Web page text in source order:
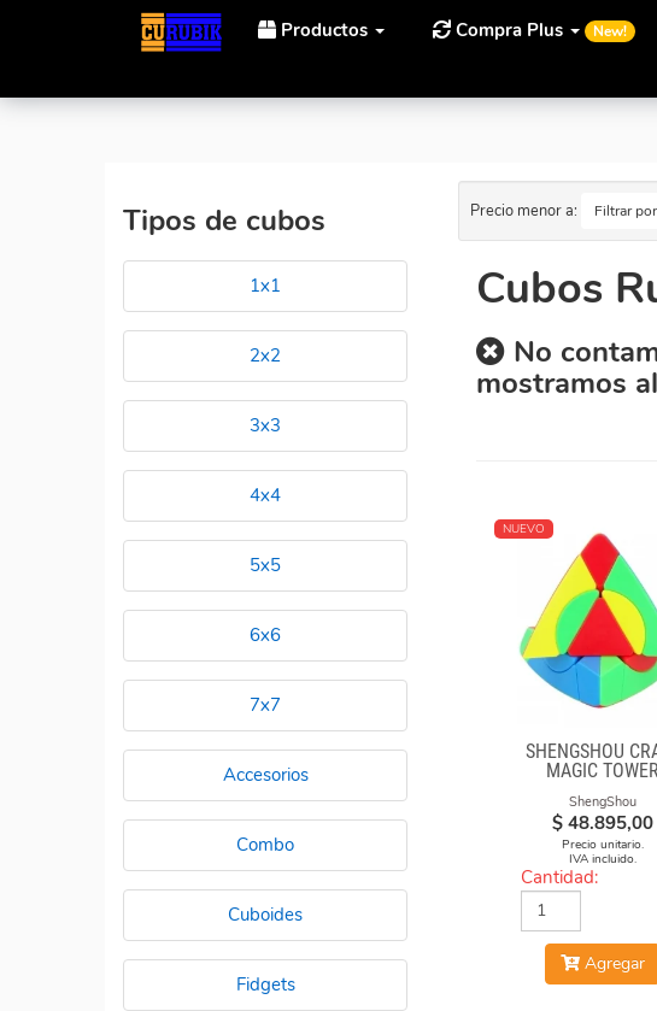
Productos Compra Plus New!
Tipos de cubos
1x1
2x2
3x3
4x4
5x5
6x6
7x7
Accesorios
Combo
Cuboides
Fidgets
Precio menor a: Filtrar
Cubos
No
mostramos
NUEVO
SHENGSHOU
MAGIC TOWER
ShengShou
$ 48.895,00
Precio unitario.
IVA incluido.
Cantidad:
Agregar